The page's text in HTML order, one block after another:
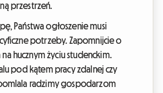
przestrzeń.
Państwa ogłoszenie musi
potrzeby. Zapomnijcie o
hucznym życiu studenckim.
pod kątem pracy zdalnej czy
radzimy gospodarzom